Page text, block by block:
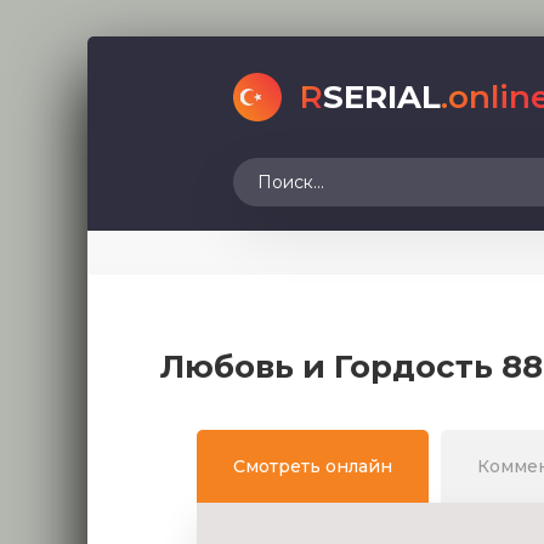
RSERIAL
Любовь и Гордость
Смотреть онлайн